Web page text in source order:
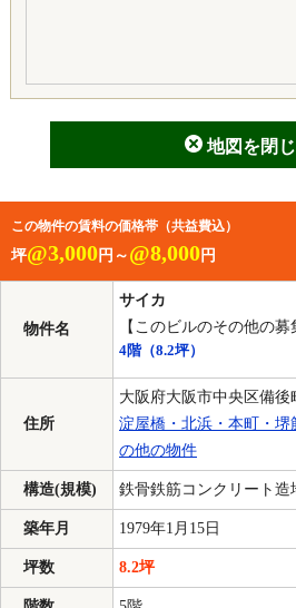
地図を閉
この物件の賃料の価格帯（共益費込）
坪@3,000 円～ @8,000 円
物件名
サイカ
【このビルのその他の募
4階（8.2坪）
住所
大阪府大阪市中央区備後
淀屋橋・北浜・本町・
の他の物件
構造(規模) 鉄骨鉄筋コンクリート造
築年月 1979年1月15日
坪数 8.2坪